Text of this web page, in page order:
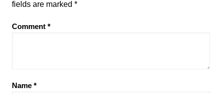
fields are marked *
Comment *
Name *